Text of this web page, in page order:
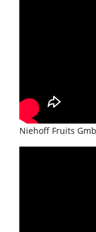
Niehoff Fruits